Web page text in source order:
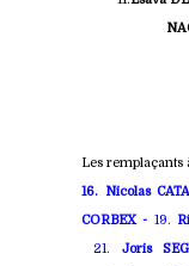
Les remplaçants
16. Nicolas
CORBEX- 19.
21. Joris